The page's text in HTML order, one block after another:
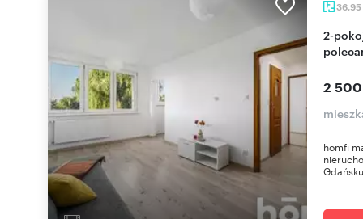
36,95
2-pokojowe mieszkanie 37 m² blisko morza -
2
homfi